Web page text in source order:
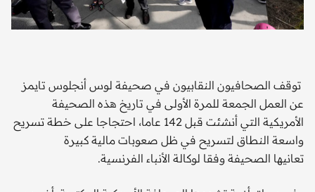
توقف الصحافيون النقابيون في صحيفة لوس أنجلوس تايمز
عن العمل الجمعة للمرة الأولى في تاريخ هذه الصحيفة
الأمريكية التي أنشئت قبل 142 عاما، احتجاجا على خطة تسريح
واسعة النطاق لتسريح في ظل صعوبات مالية كبيرة
تعانيها الصحيفة وفقا لوكالة الأنباء الفرنسية.